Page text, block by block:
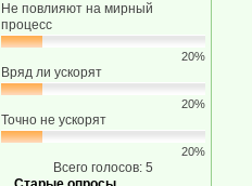
Не повлияют на мирный
процесс
20%
Вряд ли ускорят
20%
Точно не ускорят
20%
Всего голосов: 5